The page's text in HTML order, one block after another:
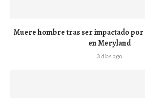
Muere hombre tras ser impactado
en Meryland
3 días ago